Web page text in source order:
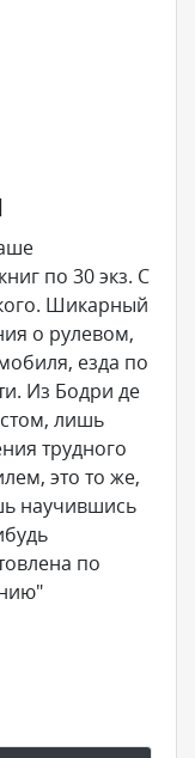
по 30 экз. С
Шикарный
о рулевом,
езда по
Из Бодри де
лишь
трудного
это то же,
научившись
по